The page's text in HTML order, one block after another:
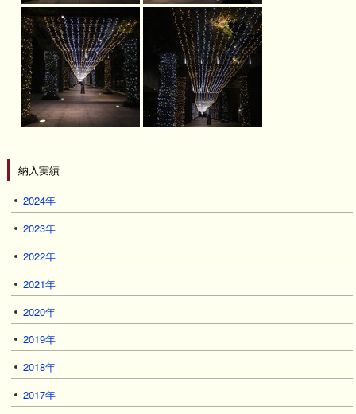
納入実績
2024年
2023年
2022年
2021年
2020年
2019年
2018年
2017年